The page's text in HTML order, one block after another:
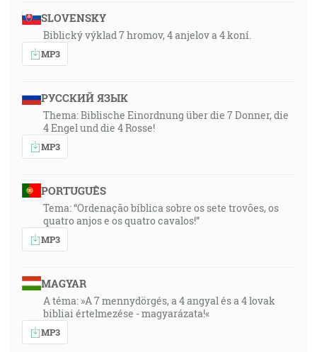
SLOVENSKY
Biblický výklad 7 hromov, 4 anjelov a 4 koní.
MP3
РУССКИЙ ЯЗЫК
Thema: Biblische Einordnung über die 7 Donner, die
4 Engel und die 4 Rosse!
MP3
PORTUGUÊS
Tema: “Ordenação bíblica sobre os sete trovões, os
quatro anjos e os quatro cavalos!”
MP3
MAGYAR
A téma: »A 7 mennydörgés, a 4 angyal és a 4 lovak
bibliai értelmezése - magyarázata!«
MP3